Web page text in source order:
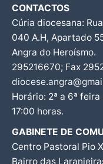
CONTACTOS
Cúria diocesana:
040 A.H, Apartado
Angra do Heroísmo.
295216670; Fax
Horário: 2ª a 6ª
17:00 horas.
GABINETE DE
Centro Pastoral Pio
Bairro das